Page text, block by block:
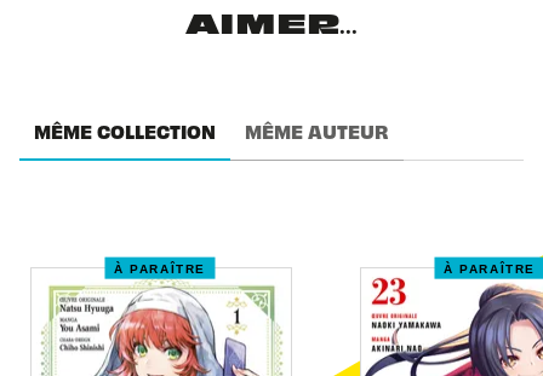
AIMER...
MÊME COLLECTION MÊME AUTEUR
À PARAÎTRE À PARAÎTRE